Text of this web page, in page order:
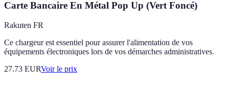
Carte Bancaire En Métal Pop Up (Vert Foncé)
Rakuten FR
Ce chargeur est essentiel pour assurer l'alimentation de vos
équipements électroniques lors de vos démarches administratives.
27.73 EURVoir le prix